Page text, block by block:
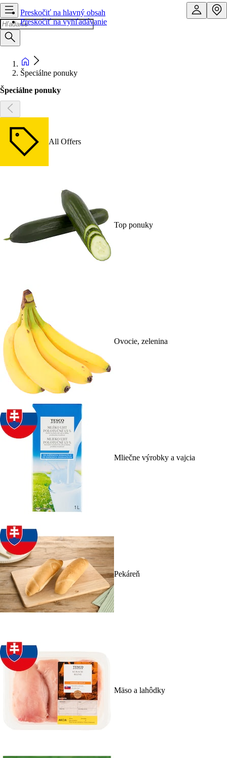
Preskočiť na hlavný obsah
Preskočiť na vyhľadávanie
Špeciálne ponuky
Špeciálne ponuky
All Offers
Top ponuky
Ovocie, zelenina
Mliečne výrobky a vajcia
Pekáreň
Mäso a lahôdky